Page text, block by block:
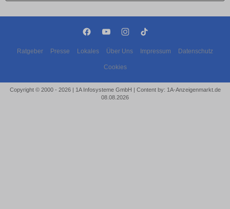
Ratgeber Presse Lokales Über Uns Impressum Datenschutz
Cookies
Copyright © 2000 - 2026 | 1A Infosysteme GmbH | Content by: 1A-Anzeigenmarkt.de
08.08.2026